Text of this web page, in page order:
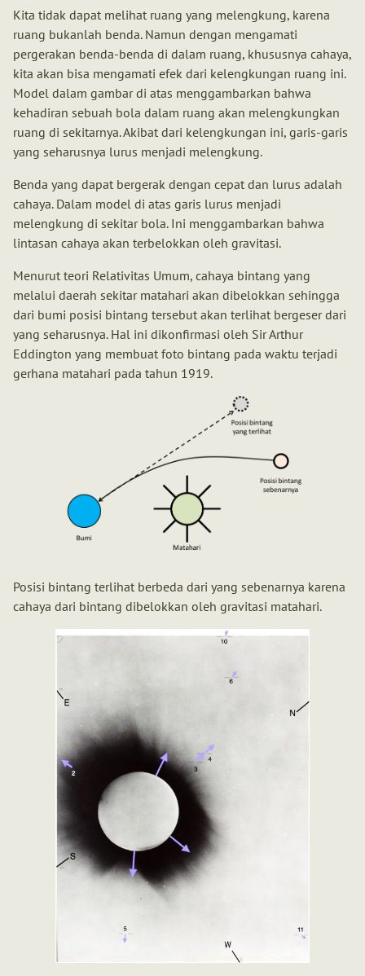
Kita tidak dapat melihat ruang yang melengkung, karena
ruang bukanlah benda. Namun dengan mengamati
pergerakan benda-benda di dalam ruang, khususnya cahaya,
kita akan bisa mengamati efek dari kelengkungan ruang ini.
Model dalam gambar di atas menggambarkan bahwa
kehadiran sebuah bola dalam ruang akan melengkungkan
ruang di sekitarnya. Akibat dari kelengkungan ini, garis-garis
yang seharusnya lurus menjadi melengkung.
Benda yang dapat bergerak dengan cepat dan lurus adalah
cahaya. Dalam model di atas garis lurus menjadi
melengkung di sekitar bola. Ini menggambarkan bahwa
lintasan cahaya akan terbelokkan oleh gravitasi.
Menurut teori Relativitas Umum, cahaya bintang yang
melalui daerah sekitar matahari akan dibelokkan sehingga
dari bumi posisi bintang tersebut akan terlihat bergeser dari
yang seharusnya. Hal ini dikonfirmasi oleh Sir Arthur
Eddington yang membuat foto bintang pada waktu terjadi
gerhana matahari pada tahun 1919.
Posisi bintang terlihat berbeda dari yang sebenarnya karena
cahaya dari bintang dibelokkan oleh gravitasi matahari.